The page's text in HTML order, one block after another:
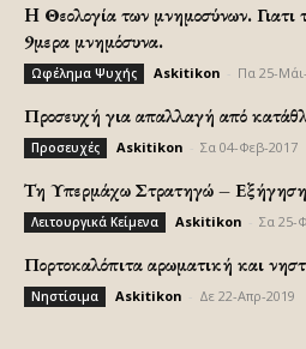
H Θεολογία των μνημοσύνων. Γιατι
9μερα μνημόσυνα.
Ωφέλημα Ψυχής Askitikon Πα 25-
Προσευχή για απαλλαγή από
Προσευχές Askitikon Σα 04-Φεβ-2017
Τη Υπερμάχω Στρατηγώ –
Λειτουργικά Κείμενα Askitikon Σα 25-
Πορτοκαλόπιτα αρωματική και
Νηστίσιμα Askitikon Δε 22-Απρ-2019